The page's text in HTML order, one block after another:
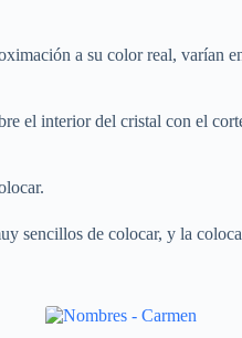
a su color real, varían
el interior del cristal con el
sencillos de colocar, y la